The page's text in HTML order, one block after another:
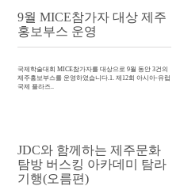
9월 MICE참가자 대상 제주
홍보부스 운영
국제학술대회 MICE참가자를 대상으로 9월 동안 3건의
제주홍보부스를 운영하였습니다.1. 제12회 아시아-유럽
국제 플라즈..
JDC와 함께하는 제주문화
탐방 버스킹 아카데미 탐라
기행(오름편)